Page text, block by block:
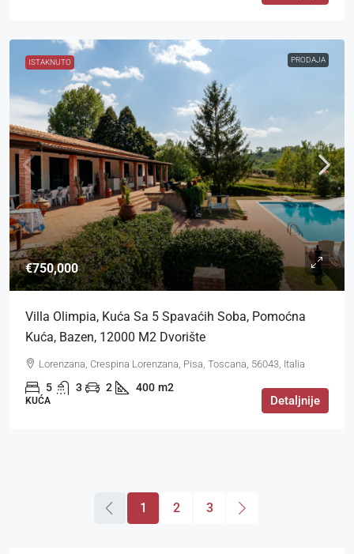
ISTAKNUTO PRODAJA
€750,000
Villa Olimpia, Kuća Sa 5 Spavaćih Soba, Pomoćna
Kuća, Bazen, 12000 M2 Dvorište
Lorenzana, Crespina Lorenzana, Pisa, Toscana, 56043, Italia
5 3 2 400 m2
KUĆA Detaljnije
1 2 3